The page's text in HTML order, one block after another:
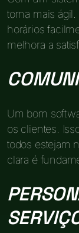
torna mais
horários
melhora a
Um bom
os clientes.
todos estejam
clara é